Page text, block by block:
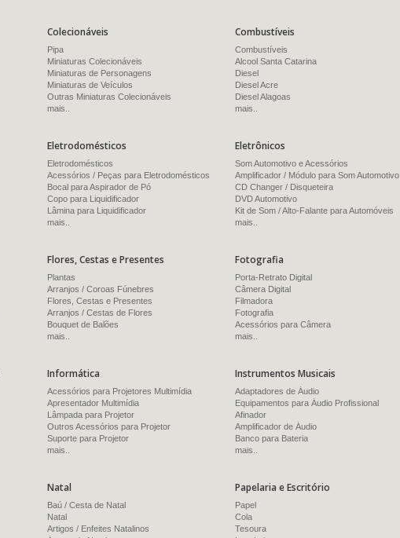
Colecionáveis
Pipa
Miniaturas Colecionáveis
Miniaturas de Personagens
Miniaturas de Veículos
Outras Miniaturas Colecionáveis
mais..
Combustíveis
Combustíveis
Alcool Santa Catarina
Diesel
Diesel Acre
Diesel Alagoas
mais..
Eletrodomésticos
Eletrodomésticos
Acessórios / Peças para Eletrodomésticos
Bocal para Aspirador de Pó
Copo para Liquidificador
Lâmina para Liquidificador
mais..
Eletrônicos
Som Automotivo e Acessórios
Amplificador / Módulo para Som Automotivo
CD Changer / Disqueteira
DVD Automotivo
Kit de Som / Alto-Falante para Automóveis
mais..
Flores, Cestas e Presentes
Plantas
Arranjos / Coroas Fúnebres
Flores, Cestas e Presentes
Arranjos / Cestas de Flores
Bouquet de Balões
mais..
Fotografia
Porta-Retrato Digital
Câmera Digital
Filmadora
Fotografia
Acessórios para Câmera
mais..
Informática
Acessórios para Projetores Multimídia
Apresentador Multimídia
Lâmpada para Projetor
Outros Acessórios para Projetor
Suporte para Projetor
mais..
Instrumentos Musicais
Adaptadores de Áudio
Equipamentos para Áudio Profissional
Afinador
Amplificador de Áudio
Banco para Bateria
mais..
Natal
Baú / Cesta de Natal
Natal
Artigos / Enfeites Natalinos
Papelaria e Escritório
Papel
Cola
Tesoura